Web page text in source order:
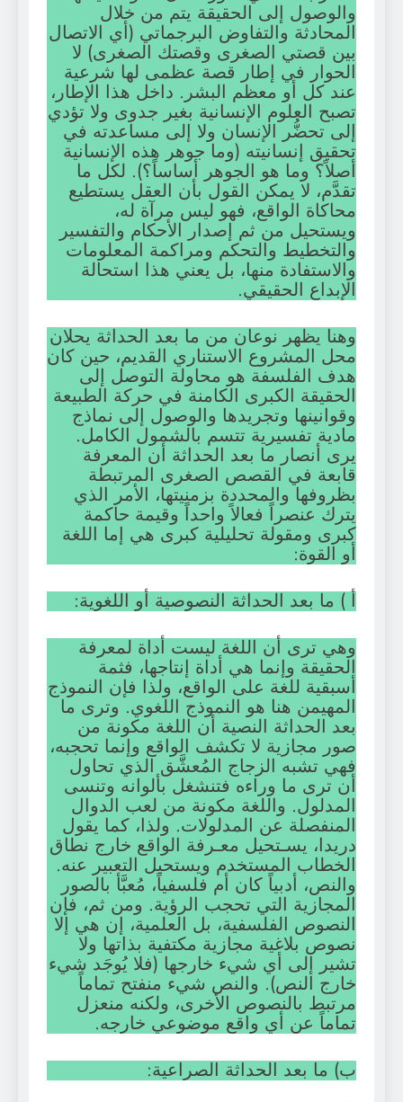
والوصول إلى الحقيقة يتم من خلال
المحادثة والتفاوض البرجماتي (أي الاتصال
بين قصتي الصغرى وقصتك الصغرى) لا
الحوار في إطار قصة عظمى لها شرعية
عند كل أو معظم البشر. داخل هذا الإطار،
تصبح العلوم الإنسانية بغير جدوى ولا تؤدي
إلى تحضُّر الإنسان ولا إلى مساعدته في
تحقيق إنسانيته (وما جوهر هذه الإنسانية
أصلاً؟ وما هو الجوهر أساساً؟). لكل ما
تقدَّم، لا يمكن القول بأن العقل يستطيع
محاكاة الواقع، فهو ليس مرآة له،
ويستحيل من ثم إصدار الأحكام والتفسير
والتخطيط والتحكم ومراكمة المعلومات
والاستفادة منها، بل يعني هذا استحالة
الإبداع الحقيقي.
وهنا يظهر نوعان من ما بعد الحداثة يحلان
محل المشروع الاستناري القديم، حين كان
هدف الفلسفة هو محاولة التوصل إلى
الحقيقة الكبرى الكامنة في حركة الطبيعة
وقوانينها وتجريدها والوصول إلى نماذج
مادية تفسيرية تتسم بالشمول الكامل.
يرى أنصار ما بعد الحداثة أن المعرفة
قابعة في القصص الصغرى المرتبطة
بظروفها والمحددة بزمنيتها، الأمر الذي
يترك عنصراً فعالاً واحداً وقيمة حاكمة
كبرى ومقولة تحليلية كبرى هي إما اللغة
أو القوة:
أ ) ما بعد الحداثة النصوصية أو اللغوية:
وهي ترى أن اللغة ليست أداة لمعرفة
الحقيقة وإنما هي أداة إنتاجها، فثمة
أسبقية للغة على الواقع، ولذا فإن النموذج
المهيمن هنا هو النموذج اللغوي. وترى ما
بعد الحداثة النصية أن اللغة مكونة من
صور مجازية لا تكشف الواقع وإنما تحجبه،
فهي تشبه الزجاج المُعشَّق الذي تحاول
أن ترى ما وراءه فتنشغل بألوانه وتنسى
المدلول. واللغة مكونة من لعب الدوال
المنفصلة عن المدلولات. ولذا، كما يقول
دريدا، يسـتحيل معـرفة الواقع خارج نطاق
الخطاب المستخدم ويستحيل التعبير عنه.
والنص، أدبياً كان أم فلسفياً، مُعبَّأ بالصور
المجازية التي تحجب الرؤية. ومن ثم، فإن
النصوص الفلسفية، بل العلمية، إن هي إلا
نصوص بلاغية مجازية مكتفية بذاتها ولا
تشير إلى أي شيء خارجها (فلا يُوجَد شيء
خارج النص). والنص شيء منفتح تماماً
مرتبط بالنصوص الأخرى، ولكنه منعزل
تماماً عن أي واقع موضوعي خارجه.
ب) ما بعد الحداثة الصراعية: